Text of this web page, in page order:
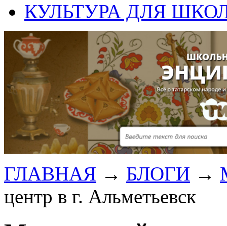
КУЛЬТУРА ДЛЯ
ГЛАВНАЯ → БЛОГИ →
центр в г. Альметьевск